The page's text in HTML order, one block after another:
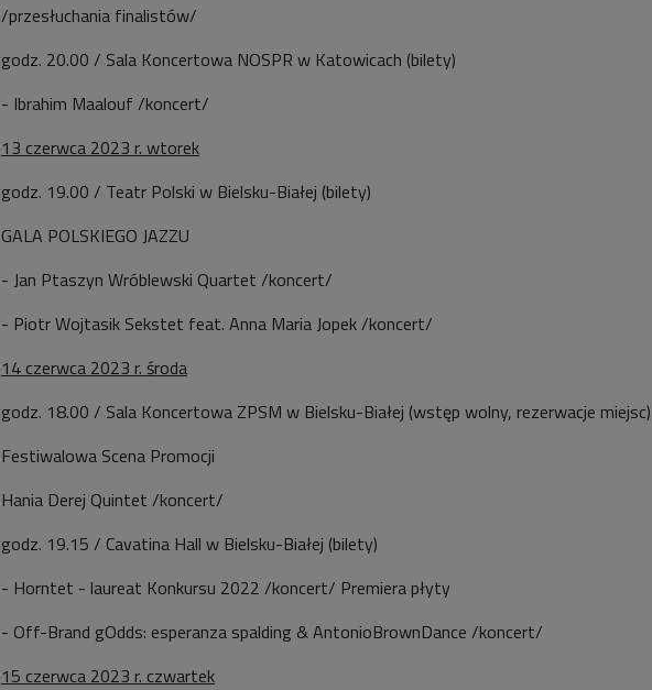
/przesłuchania finalistów/
godz. 20.00 / Sala Koncertowa NOSPR w Katowicach (bilety)
- Ibrahim Maalouf /koncert/
13 czerwca 2023 r. wtorek
godz. 19.00 / Teatr Polski w Bielsku-Białej (bilety)
GALA POLSKIEGO JAZZU
- Jan Ptaszyn Wróblewski Quartet /koncert/
- Piotr Wojtasik Sekstet feat. Anna Maria Jopek /koncert/
14 czerwca 2023 r. środa
godz. 18.00 / Sala Koncertowa ZPSM w Bielsku-Białej (wstęp wolny, rezerwacje miejsc)
Festiwalowa Scena Promocji
Hania Derej Quintet /koncert/
godz. 19.15 / Cavatina Hall w Bielsku-Białej (bilety)
- Horntet - laureat Konkursu 2022 /koncert/ Premiera płyty
- Off-Brand gOdds: esperanza spalding & AntonioBrownDance /koncert/
15 czerwca 2023 r. czwartek